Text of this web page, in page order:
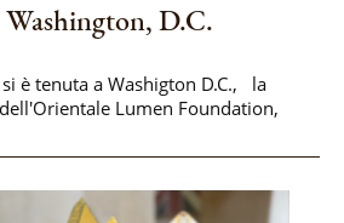
D.C.
è tenuta a Washigton D.C., la
Lumen Foundation,